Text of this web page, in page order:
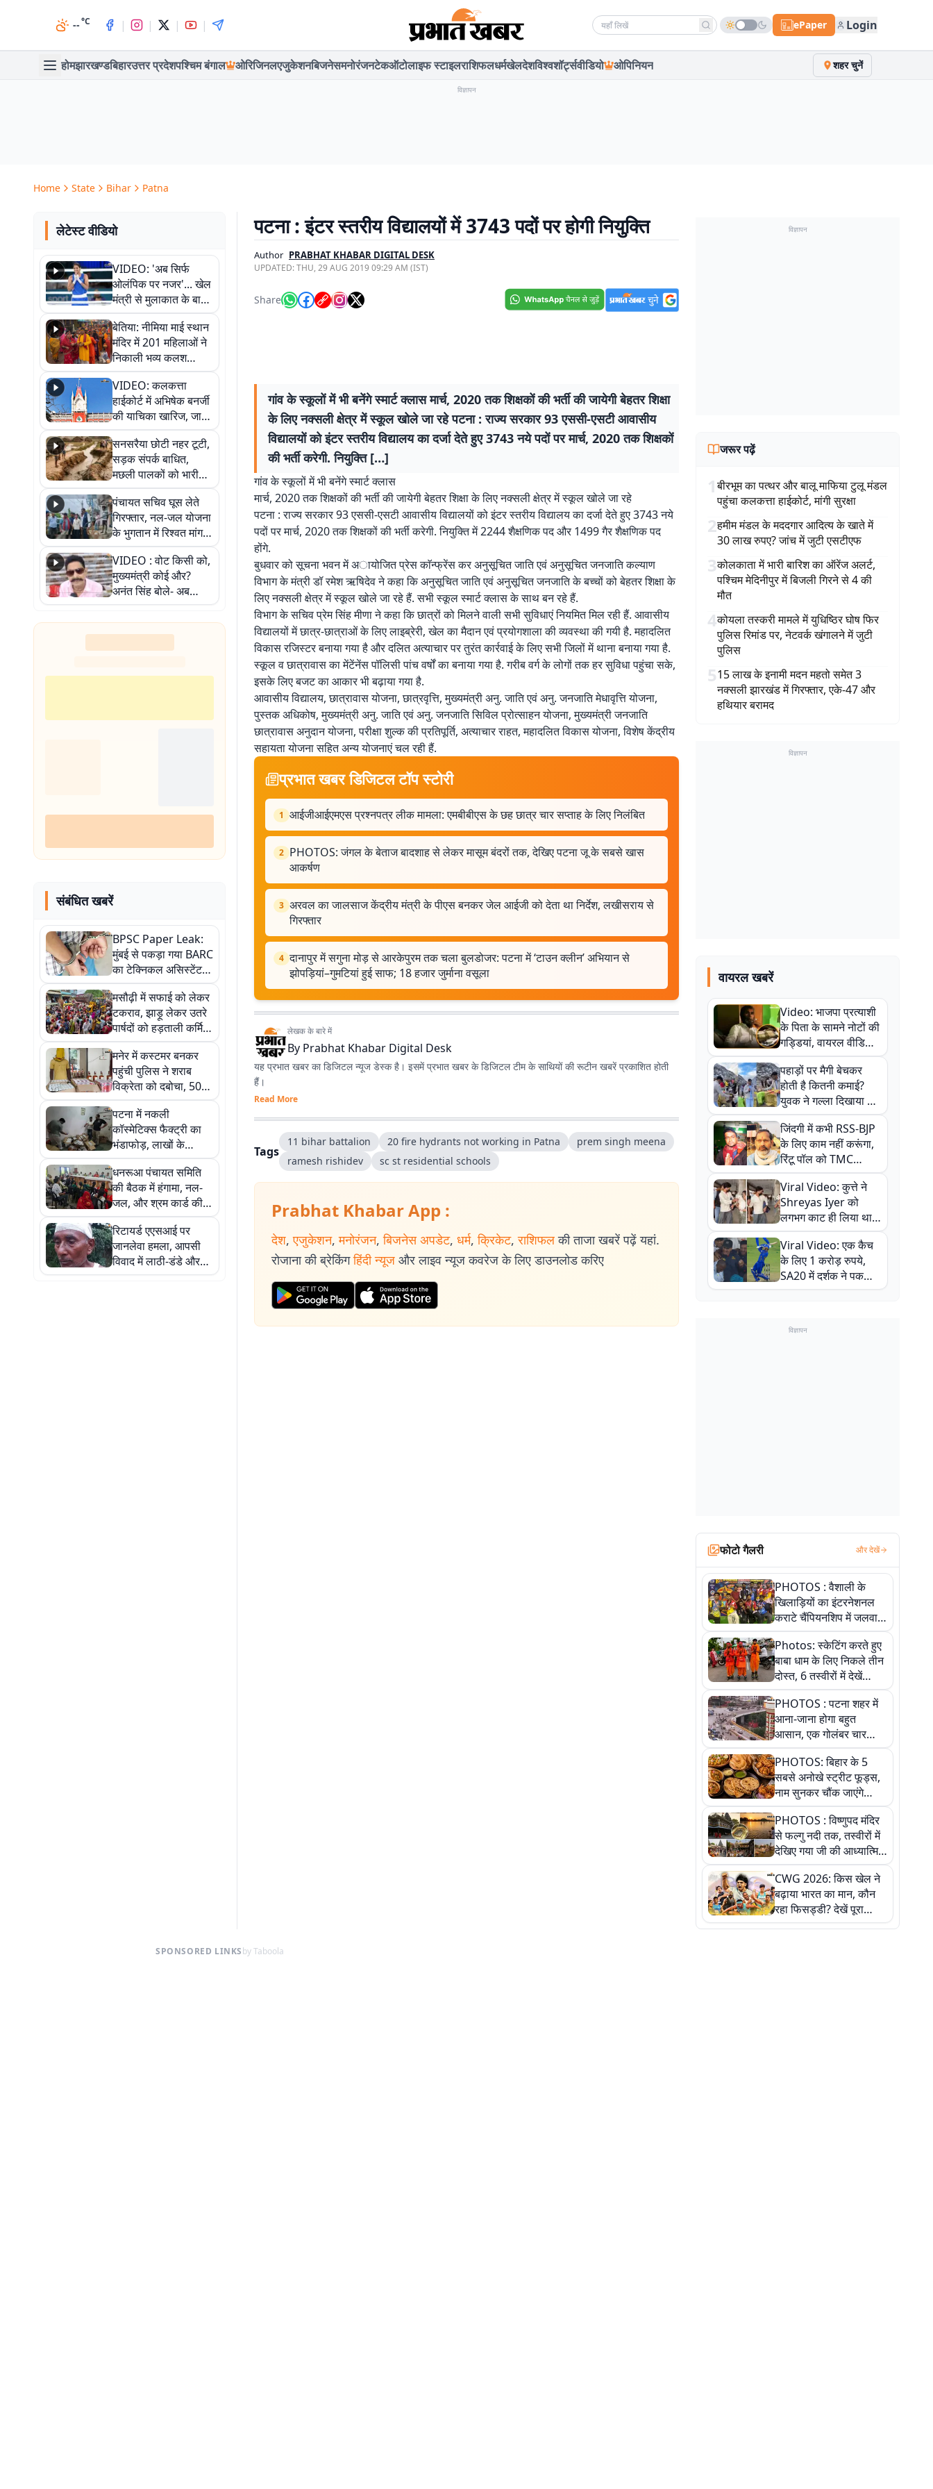
--°C | | | | Search news ePaper Login
होमझारखण्डबिहारउत्तर प्रदेशपश्चिम बंगाल ओरिजिनलएजुकेशनबिजनेसमनोरंजनटेकऑटोलाइफ स्टाइलराशिफलधर्मखेलदेशविश्वशॉर्ट्सवीडियो ओपिनियन शहर चुनें
विज्ञापन
Home State Bihar Patna
लेटेस्ट वीडियो
VIDEO: 'अब सिर्फ
ओलंपिक पर नजर'... खेल
मंत्री से मुलाकात के बाद
जैसमीन लंबोरिया का बड़ा
बयान
बेतिया: नीमिया माई स्थान
मंदिर में 201 महिलाओं ने
निकाली भव्य कलश
शोभायात्रा, शिवलिंग
प्राण-प्रतिष्ठा महोत्सव
शुरू
VIDEO: कलकत्ता
हाईकोर्ट में अभिषेक बनर्जी
की याचिका खारिज, जानें
क्या है पूरा मामला
सनसरैया छोटी नहर टूटी,
सड़क संपर्क बाधित,
मछली पालकों को भारी
नुकसान
पंचायत सचिव घूस लेते
गिरफ्तार, नल-जल योजना
के भुगतान में रिश्वत मांगना
पड़ा भारी
VIDEO : वोट किसी को,
मुख्यमंत्री कोई और?
अनंत सिंह बोले- अब
जनता हर चुनाव में देगी
जवाब
संबंधित खबरें
BPSC Paper Leak:
मुंबई से पकड़ा गया BARC
का टेक्निकल असिस्टेंट,
AEDO पेपर लीक में
EOU का एक्शन
मसौढ़ी में सफाई को लेकर
टकराव, झाड़ू लेकर उतरे
पार्षदों को हड़ताली कर्मियों
ने रोका, पुलिस ने संभाला
मोर्चा
मनेर में कस्टमर बनकर
पहुंची पुलिस ने शराब
विक्रेता को दबोचा, 50
लीटर अंग्रेजी शराब
बरामद
पटना में नकली
कॉस्मेटिक्स फैक्ट्री का
भंडाफोड़, लाखों के
डुप्लीकेट उत्पाद जब्त
धनरूआ पंचायत समिति
की बैठक में हंगामा, नल-
जल, और श्रम कार्ड की
अनियमितताओं पर उठे
सवाल
रिटायर्ड एएसआई पर
जानलेवा हमला, आपसी
विवाद में लाठी-डंडे और
लोहे की रॉड से पीटा
पटना : इंटर स्तरीय विद्यालयों में 3743 पदों पर होगी नियुक्ति
Author PRABHAT KHABAR DIGITAL DESK
UPDATED:THU, 29 AUG 2019 09:29 AM (IST)
Share
गांव के स्कूलों में भी बनेंगे स्मार्ट क्लास मार्च, 2020 तक शिक्षकों की भर्ती की जायेगी बेहतर शिक्षा
के लिए नक्सली क्षेत्र में स्कूल खोले जा रहे पटना : राज्य सरकार 93 एससी-एसटी आवासीय
विद्यालयों को इंटर स्तरीय विद्यालय का दर्जा देते हुए 3743 नये पदों पर मार्च, 2020 तक शिक्षकों
की भर्ती करेगी. नियुक्ति […]
गांव के स्कूलों में भी बनेंगे स्मार्ट क्लास
मार्च, 2020 तक शिक्षकों की भर्ती की जायेगी बेहतर शिक्षा के लिए नक्सली क्षेत्र में स्कूल खोले जा रहे
पटना : राज्य सरकार 93 एससी-एसटी आवासीय विद्यालयों को इंटर स्तरीय विद्यालय का दर्जा देते हुए 3743 नये
पदों पर मार्च, 2020 तक शिक्षकों की भर्ती करेगी. नियुक्ति में 2244 शैक्षणिक पद और 1499 गैर शैक्षणिक पद
होंगे.
बुधवार को सूचना भवन में अायोजित प्रेस काॅन्फ्रेंस कर अनुसूचित जाति एवं अनुसूचित जनजाति कल्याण
विभाग के मंत्री डॉ रमेश ऋषिदेव ने कहा कि अनुसूचित जाति एवं अनुसूचित जनजाति के बच्चों को बेहतर शिक्षा के
लिए नक्सली क्षेत्र में स्कूल खोले जा रहे हैं. सभी स्कूल स्मार्ट क्लास के साथ बन रहे हैं.
विभाग के सचिव प्रेम सिंह मीणा ने कहा कि छात्रों को मिलने वाली सभी सुविधाएं नियमित मिल रही हैं. आवासीय
विद्यालयों में छात्र-छात्राओं के लिए लाइब्रेरी, खेल का मैदान एवं प्रयोगशाला की व्यवस्था की गयी है. महादलित
विकास रजिस्टर बनाया गया है और दलित अत्याचार पर तुरंत कार्रवाई के लिए सभी जिलों में थाना बनाया गया है.
स्कूल व छात्रावास का मेंटेंनेंस पॉलिसी पांच वर्षों का बनाया गया है. गरीब वर्ग के लोगों तक हर सुविधा पहुंचा सके,
इसके लिए बजट का आकार भी बढ़ाया गया है.
आवासीय विद्यालय, छात्रावास योजना, छात्रवृत्ति, मुख्यमंत्री अनु. जाति एवं अनु. जनजाति मेधावृत्ति योजना,
पुस्तक अधिकोष, मुख्यमंत्री अनु. जाति एवं अनु. जनजाति सिविल प्रोत्साहन योजना, मुख्यमंत्री जनजाति
छात्रावास अनुदान योजना, परीक्षा शुल्क की प्रतिपूर्ति, अत्याचार राहत, महादलित विकास योजना, विशेष केंद्रीय
सहायता योजना सहित अन्य योजनाएं चल रही हैं.
प्रभात खबर डिजिटल टॉप स्टोरी
1 आईजीआईएमएस प्रश्नपत्र लीक मामला: एमबीबीएस के छह छात्र चार सप्ताह के लिए निलंबित
2 PHOTOS: जंगल के बेताज बादशाह से लेकर मासूम बंदरों तक, देखिए पटना जू के सबसे खास
आकर्षण
3 अरवल का जालसाज केंद्रीय मंत्री के पीएस बनकर जेल आईजी को देता था निर्देश, लखीसराय से
गिरफ्तार
4 दानापुर में सगुना मोड़ से आरकेपुरम तक चला बुलडोजर: पटना में ‘टाउन क्लीन’ अभियान से
झोपड़ियां–गुमटियां हुई साफ; 18 हजार जुर्माना वसूला
लेखक के बारे में
By Prabhat Khabar Digital Desk
यह प्रभात खबर का डिजिटल न्यूज डेस्क है। इसमें प्रभात खबर के डिजिटल टीम के साथियों की रूटीन खबरें प्रकाशित होती
हैं।
Read More
Tags
11 bihar battalion 20 fire hydrants not working in Patna
prem singh meena
ramesh rishidev
sc st residential schools
Prabhat Khabar App :
देश, एजुकेशन, मनोरंजन, बिजनेस अपडेट, धर्म, क्रिकेट, राशिफल की ताजा खबरें पढ़ें यहां.
रोजाना की ब्रेकिंग हिंदी न्यूज और लाइव न्यूज कवरेज के लिए डाउनलोड करिए
विज्ञापन
जरूर पढ़ें
1बीरभूम का पत्थर और बालू माफिया टुलू मंडल
पहुंचा कलकत्ता हाईकोर्ट, मांगी सुरक्षा
2हमीम मंडल के मददगार आदित्य के खाते में
30 लाख रुपए? जांच में जुटी एसटीएफ
3कोलकाता में भारी बारिश का ऑरेंज अलर्ट,
पश्चिम मेदिनीपुर में बिजली गिरने से 4 की
मौत
4कोयला तस्करी मामले में युधिष्ठिर घोष फिर
पुलिस रिमांड पर, नेटवर्क खंगालने में जुटी
पुलिस
515 लाख के इनामी मदन महतो समेत 3
नक्सली झारखंड में गिरफ्तार, एके-47 और
हथियार बरामद
विज्ञापन
वायरल खबरें
Video: भाजपा प्रत्याशी
के पिता के सामने नोटों की
गड्डियां, वायरल वीडियो
से राजनीति में उबाल,
अजित महतो बोले- TMC
की गंदी चाल
पहाड़ों पर मैगी बेचकर
होती है कितनी कमाई?
युवक ने गल्ला दिखाया तो
नौकरी वालों के खड़े हो गए
कान
जिंदगी में कभी RSS-BJP
के लिए काम नहीं करूंगा,
रिंटू पॉल को TMC
ऑफिस में ले जाकर पीटा,
Video वायरल
Viral Video: कुत्ते ने
Shreyas Iyer को
लगभग काट ही लिया था,
न्यूजीलैंड सीरीज से पहले
बाल-बाल बचे
Viral Video: एक कैच
के लिए 1 करोड़ रुपये,
SA20 में दर्शक ने पकड़ा
एक हाथ से गजब का कैच
विज्ञापन
फोटो गैलरी और देखें
PHOTOS : वैशाली के
खिलाड़ियों का इंटरनेशनल
कराटे चैंपियनशिप में जलवा,
जीते 9 पदक, पांच तस्वीर से
देखिए पूरा खेल
Photos: स्केटिंग करते हुए
बाबा धाम के लिए निकले तीन
दोस्त, 6 तस्वीरों में देखें
आस्था और जुनून की कहानी
PHOTOS : पटना शहर में
आना-जाना होगा बहुत
आसान, एक गोलंबर चार
फ्लाईओवर को जोड़ेगा
PHOTOS: बिहार के 5
सबसे अनोखे स्ट्रीट फूड्स,
नाम सुनकर चौंक जाएंगे
लेकिन स्वाद ऐसा कि बार-बार
खाने का करेगा मन
PHOTOS : विष्णुपद मंदिर
से फल्गु नदी तक, तस्वीरों में
देखिए गया जी की आध्यात्मिक
पहचान
CWG 2026: किस खेल ने
बढ़ाया भारत का मान, कौन
रहा फिसड्डी? देखें पूरा
रिपोर्ट कार्ड
SPONSORED LINKSby Taboola